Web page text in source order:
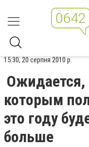
15:30, 20 серпня 2010 р.
Ожидается,
которым
это году
больше